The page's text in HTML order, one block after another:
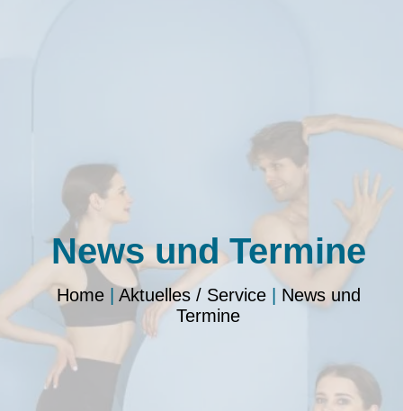
News und Termine
Home| Aktuelles / Service| News und
Termine